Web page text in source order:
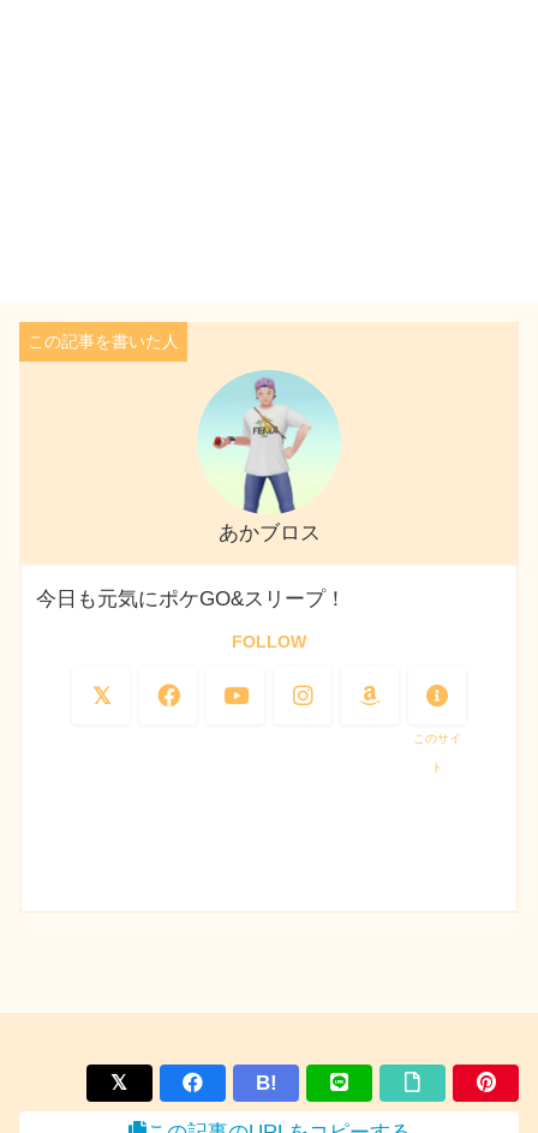
あかブロス
今日も元気にポケGO&スリープ！
FOLLOW
このサイ
ト
B!